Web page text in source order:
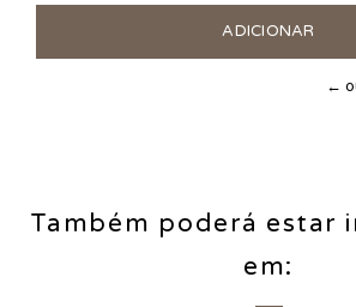
←
Também poderá estar
em: